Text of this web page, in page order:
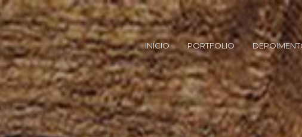
INÍCIO PORTFOLIO